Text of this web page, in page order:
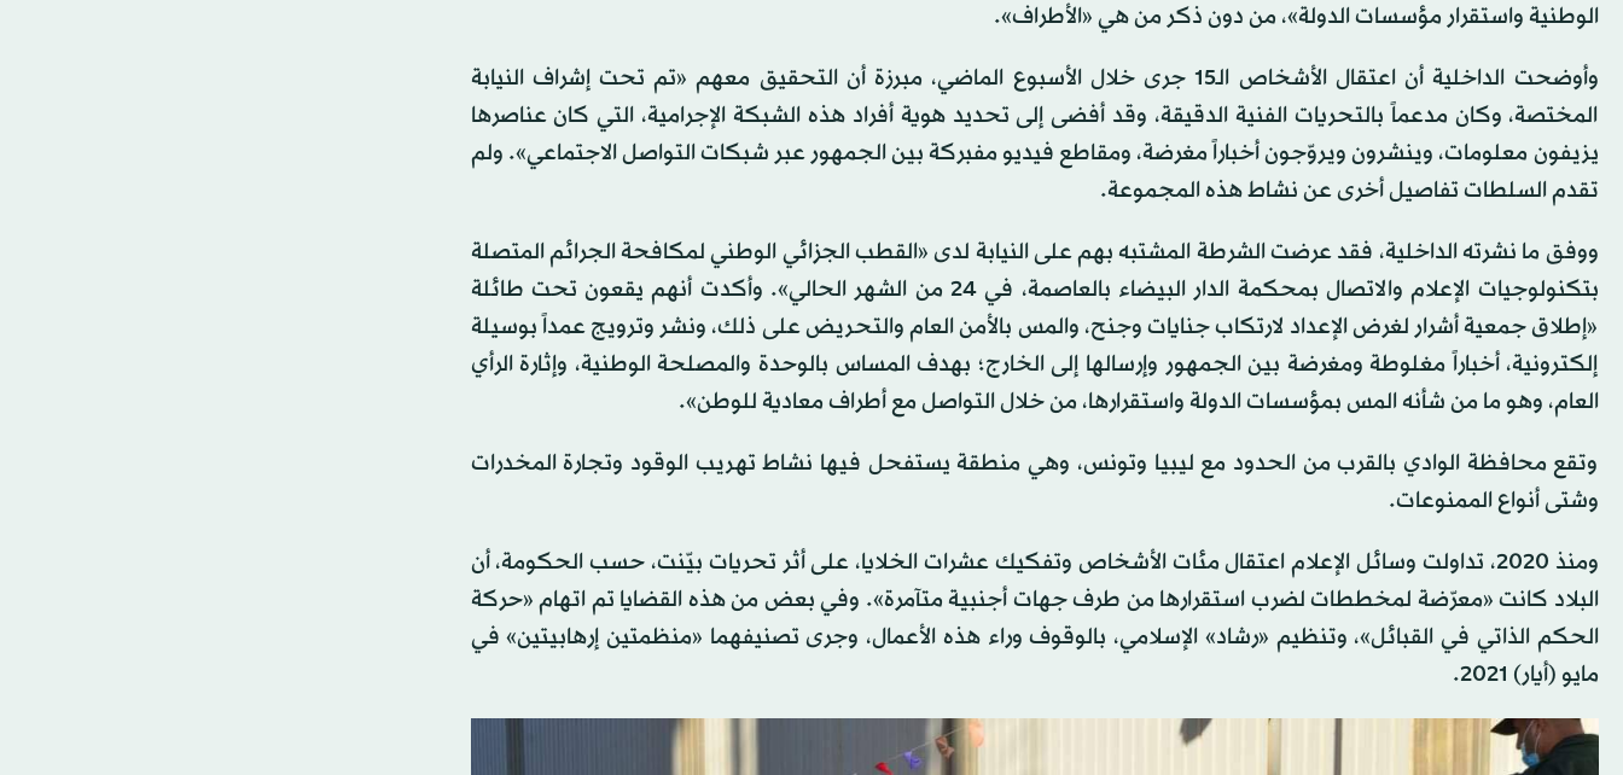
الوطنية واستقرار مؤسسات الدولة»، من دون ذكر من هي «الأطراف».
وأوضحت الداخلية أن اعتقال الأشخاص الـ15 جرى خلال الأسبوع الماضي، مبرزة أن التحقيق معهم «تم تحت إشراف النيابة
المختصة، وكان مدعماً بالتحريات الفنية الدقيقة، وقد أفضى إلى تحديد هوية أفراد هذه الشبكة الإجرامية، التي كان عناصرها
يزيفون معلومات، وينشرون ويروّجون أخباراً مغرضة، ومقاطع فيديو مفبركة بين الجمهور عبر شبكات التواصل الاجتماعي». ولم
تقدم السلطات تفاصيل أخرى عن نشاط هذه المجموعة.
ووفق ما نشرته الداخلية، فقد عرضت الشرطة المشتبه بهم على النيابة لدى «القطب الجزائي الوطني لمكافحة الجرائم المتصلة
بتكنولوجيات الإعلام والاتصال بمحكمة الدار البيضاء بالعاصمة، في 24 من الشهر الحالي». وأكدت أنهم يقعون تحت طائلة
«إطلاق جمعية أشرار لغرض الإعداد لارتكاب جنايات وجنح، والمس بالأمن العام والتحريض على ذلك، ونشر وترويج عمداً بوسيلة
إلكترونية، أخباراً مغلوطة ومغرضة بين الجمهور وإرسالها إلى الخارج؛ بهدف المساس بالوحدة والمصلحة الوطنية، وإثارة الرأي
العام، وهو ما من شأنه المس بمؤسسات الدولة واستقرارها، من خلال التواصل مع أطراف معادية للوطن».
وتقع محافظة الوادي بالقرب من الحدود مع ليبيا وتونس، وهي منطقة يستفحل فيها نشاط تهريب الوقود وتجارة المخدرات
وشتى أنواع الممنوعات.
ومنذ 2020، تداولت وسائل الإعلام اعتقال مئات الأشخاص وتفكيك عشرات الخلايا، على أثر تحريات بيّنت، حسب الحكومة، أن
البلاد كانت «معرّضة لمخططات لضرب استقرارها من طرف جهات أجنبية متآمرة». وفي بعض من هذه القضايا تم اتهام «حركة
الحكم الذاتي في القبائل»، وتنظيم «رشاد» الإسلامي، بالوقوف وراء هذه الأعمال، وجرى تصنيفهما «منظمتين إرهابيتين» في
مايو (أيار) 2021.